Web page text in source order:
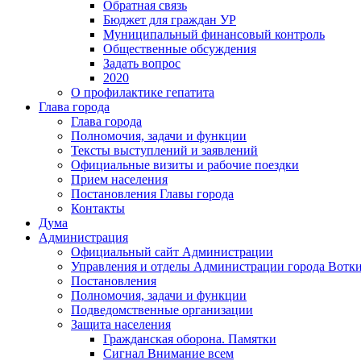
Обратная связь
Бюджет для граждан УР
Муниципальный финансовый контроль
Общественные обсуждения
Задать вопрос
2020
О профилактике гепатита
Глава города
Глава города
Полномочия, задачи и функции
Тексты выступлений и заявлений
Официальные визиты и рабочие поездки
Прием населения
Постановления Главы города
Контакты
Дума
Администрация
Официальный сайт Администрации
Управления и отделы Администрации города
Постановления
Полномочия, задачи и функции
Подведомственные организации
Защита населения
Гражданская оборона. Памятки
Сигнал Внимание всем